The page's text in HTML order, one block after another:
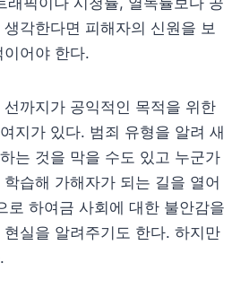
각한다면 피해자의 신원을 보
어야 한다.
까지가 공익적인 목적을 위한
지가 있다. 범죄 유형을 알려 새
는 것을 막을 수도 있고 누군가
습해 가해자가 되는 길을 열어
로 하여금 사회에 대한 불안감을
실을 알려주기도 한다. 하지만